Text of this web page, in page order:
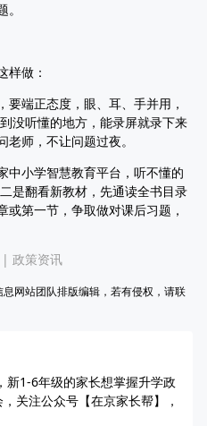
做：
端正态度，眼、耳、手并用，
没听懂的地方，能录屏就录下来
师，不让问题过夜。
小学智慧教育平台，听不懂的
是翻看新教材，先通读全书目录
第一节，争取做对课后习题，
| 政策资讯
网站团队排版编辑，若有侵权，请联
1-6年级的家长想掌握升学政
关注公众号【在京家长帮】，